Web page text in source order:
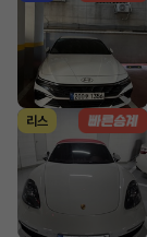
리스